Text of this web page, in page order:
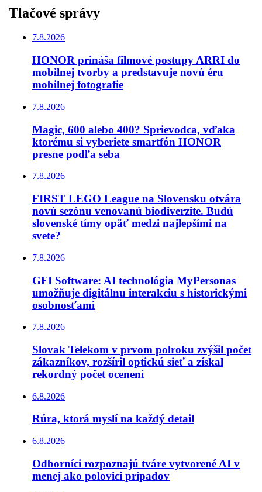
Tlačové správy
7.8.2026
HONOR prináša filmové postupy ARRI do
mobilnej tvorby a predstavuje novú éru
mobilnej fotografie
7.8.2026
Magic, 600 alebo 400? Sprievodca, vďaka
ktorému si vyberiete smartfón HONOR
presne podľa seba
7.8.2026
FIRST LEGO League na Slovensku otvára
novú sezónu venovanú biodiverzite. Budú
slovenské tímy opäť medzi najlepšími na
svete?
7.8.2026
GFI Software: AI technológia MyPersonas
umožňuje digitálnu interakciu s historickými
osobnosťami
7.8.2026
Slovak Telekom v prvom polroku zvýšil počet
zákazníkov, rozšíril optickú sieť a získal
rekordný počet ocenení
6.8.2026
Rúra, ktorá myslí na každý detail
6.8.2026
Odborníci rozpoznajú tváre vytvorené AI v
menej ako polovici prípadov